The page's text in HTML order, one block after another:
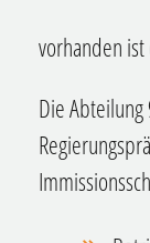
vorhanden
Die